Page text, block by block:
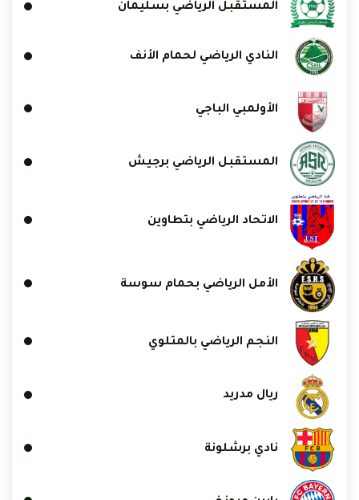
المستقبل الرياضي بسليمان
النادي الرياضي لحمام الأنف
الأولمبي الباجي
المستقبل الرياضي برجيش
الاتحاد الرياضي بتطاوين
الأمل الرياضي بحمام سوسة
النجم الرياضي بالمتلوي
ريال مدريد
نادي برشلونة